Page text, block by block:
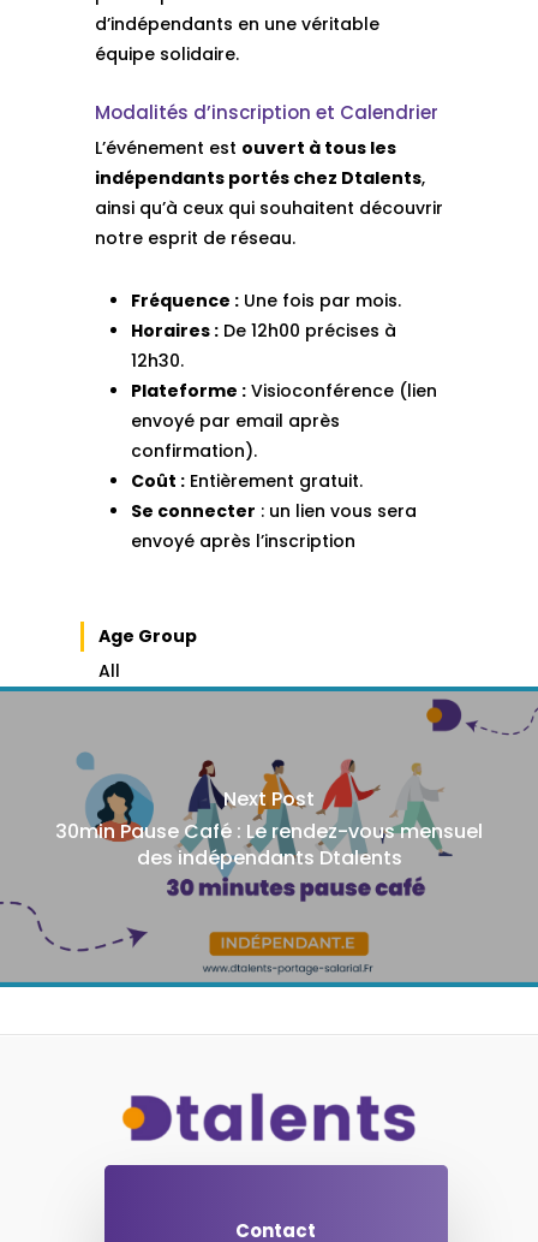
d’indépendants en une véritable
équipe solidaire.
Modalités d’inscription et Calendrier
L’événement est ouvert à tous les
indépendants portés chez Dtalents,
ainsi qu’à ceux qui souhaitent découvrir
notre esprit de réseau.
Fréquence : Une fois par mois.
Horaires : De 12h00 précises à
12h30.
Plateforme : Visioconférence (lien
envoyé par email après
confirmation).
Coût : Entièrement gratuit.
Se connecter : un lien vous sera
envoyé après l’inscription
Age Group
All
Next Post
30min Pause Café : Le rendez-vous mensuel
des indépendants Dtalents
Contact